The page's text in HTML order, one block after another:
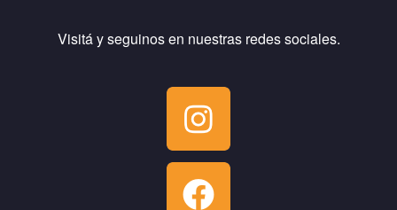
Visitá y seguinos en nuestras redes sociales.